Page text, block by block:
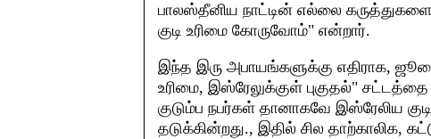
பாலஸ்தீனிய நாட்டின் எல்லை
குடி உரிமை கோருவோம்" என்றார்.
இந்த இரு அபாயங்களுக்கு எதிராக,
உரிமை, இஸ்ரேலுக்குள் புகுதல்"
குடும்ப நபர்கள் தானாகவே இஸ்ரேலிய
தடுக்கின்றது., இதில் சில தாற்காலிக,